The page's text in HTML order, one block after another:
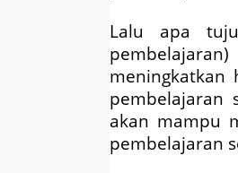
Lalu apa
meningkatkan
pembelajaran
akan mampu
pembelajaran